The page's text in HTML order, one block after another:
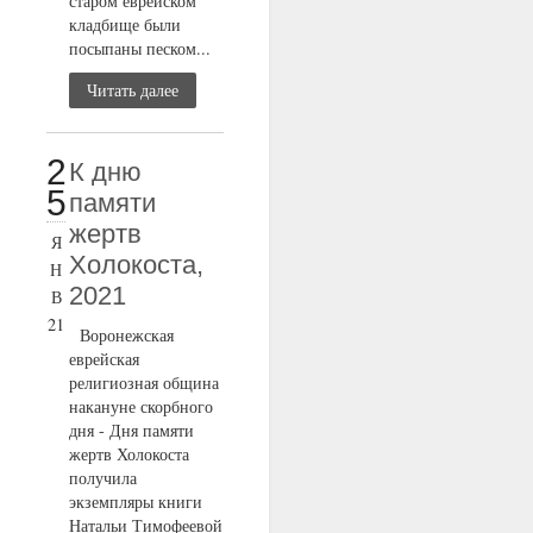
кладбище были
посыпаны песком...
Читать далее
2
5
Я
Н
В
21
К дню
памяти
жертв
Холокоста,
2021
Воронежская
еврейская
религиозная община
накануне скорбного
дня - Дня памяти
жертв Холокоста
получила
экземпляры книги
Натальи Тимофеевой